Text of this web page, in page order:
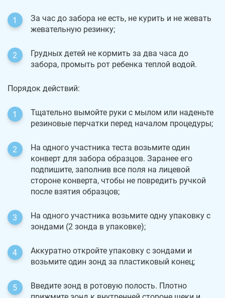
За час до забора не есть, не курить и не жевать
жевательную резинку;
Грудных детей не кормить за два часа до
забора, промыть рот ребенка теплой водой.
Порядок действий:
Тщательно вымойте руки с мылом или наденьте
резиновые перчатки перед началом процедуры;
На одного участника теста возьмите один
конверт для забора образцов. Заранее его
подпишите, заполнив все поля на лицевой
стороне конверта, чтобы не повредить ручкой
после взятия образцов;
На одного участника возьмите одну упаковку с
зондами (2 зонда в упаковке);
Аккуратно откройте упаковку с зондами и
возьмите один зонд за пластиковый конец;
Введите зонд в ротовую полость. Плотно